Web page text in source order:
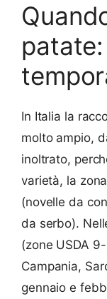
In Italia la
molto ampio,
inoltrato,
varietà, la
(novelle da
da serbo).
(zone USDA
Campania,
gennaio e